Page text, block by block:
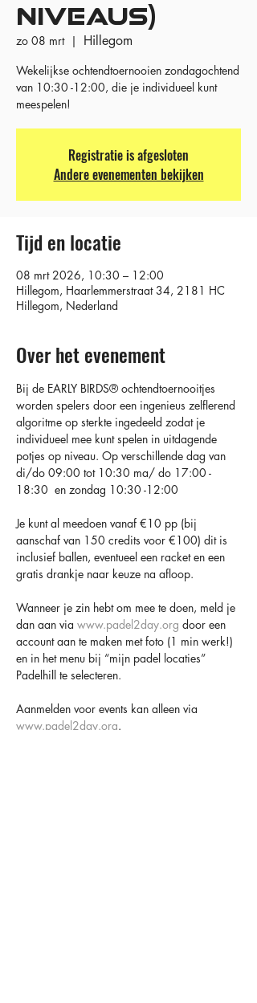
NIVEAUS)
zo 08 mrt
  |
Hillegom
Wekelijkse ochtendtoernooien zondagochtend
van 10:30 -12:00, die je individueel kunt
meespelen!
Registratie is afgesloten
Andere evenementen bekijken
Tijd en locatie
08 mrt 2026, 10:30 – 12:00
Hillegom, Haarlemmerstraat 34, 2181 HC
Hillegom, Nederland
Over het evenement
Bij de EARLY BIRDS®️ ochtendtoernooitjes
worden spelers door een ingenieus zelflerend
algoritme op sterkte ingedeeld zodat je
individueel mee kunt spelen in uitdagende
potjes op niveau. Op verschillende dag van
di/do 09:00 tot 10:30 ma/ do 17:00 -
18:30  en zondag 10:30 -12:00
Je kunt al meedoen vanaf €10 pp (bij
aanschaf van 150 credits voor €100) dit is
inclusief ballen, eventueel een racket en een
gratis drankje naar keuze na afloop.
Wanneer je zin hebt om mee te doen, meld je
dan aan via www.padel2day.org door een
account aan te maken met foto (1 min werk!)
en in het menu bij “mijn padel locaties”
Padelhill te selecteren.
Aanmelden voor events kan alleen via
www.padel2day.org.